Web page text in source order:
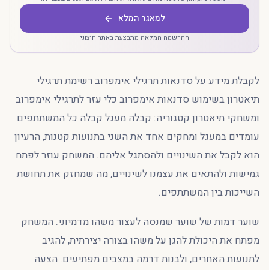
למאגר המלא
ההרשמה המלאה מתבצעת באתר חיצוני
לקבלת מידע על סדנאות תרגילי אימפרוב רשימת תרגילי
תיאטרון בשימוש סדנאות אימפרוב כלי עזר לתרגילי אימפרוב
ומשחקי תיאטרון קטגוריה: קבלה מעגל קבלה כל המשתתפים
עומדים במעגל ומחקים אחד את השני בתנועות קטנות, הרעיון
הוא לקבל את השינויים ולהסתגל אליהם. המשחק עוזר לפתח
גמישות ולהתאים את עצמנו לשינויים, מה שמחזק את תחושת
השייכות בין המשתתפים.
שוער דמות של שוער שמנסה לעצור משהו מדמיוני. המשחק
מפתח את היכולת להגן על משהו בצורה יצירתית, להגיב
לתנועות האחרים, ולבנות דרמה במצבים מפתיעים. הצעה